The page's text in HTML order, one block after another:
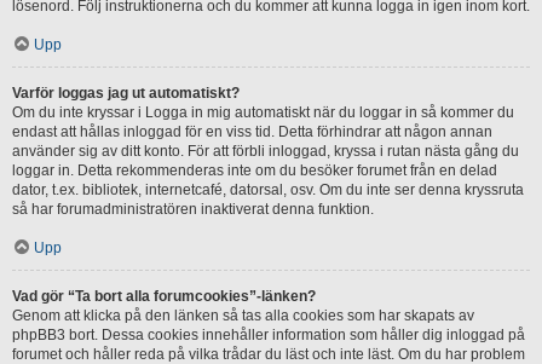
lösenord. Följ instruktionerna och du kommer att kunna logga in igen inom kort.
Upp
Varför loggas jag ut automatiskt?
Om du inte kryssar i Logga in mig automatiskt när du loggar in så kommer du
endast att hållas inloggad för en viss tid. Detta förhindrar att någon annan
använder sig av ditt konto. För att förbli inloggad, kryssa i rutan nästa gång du
loggar in. Detta rekommenderas inte om du besöker forumet från en delad
dator, t.ex. bibliotek, internetcafé, datorsal, osv. Om du inte ser denna kryssruta
så har forumadministratören inaktiverat denna funktion.
Upp
Vad gör “Ta bort alla forumcookies”-länken?
Genom att klicka på den länken så tas alla cookies som har skapats av
phpBB3 bort. Dessa cookies innehåller information som håller dig inloggad på
forumet och håller reda på vilka trådar du läst och inte läst. Om du har problem